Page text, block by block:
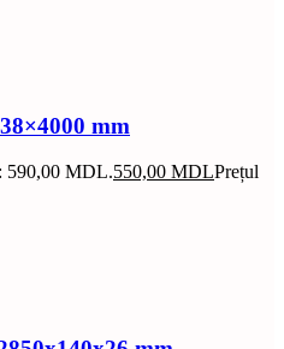
mm
590,00 MDL.550,00 MDLPrețul